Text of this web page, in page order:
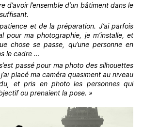
d’avoir l’ensemble d’un bâtiment dans le
et de la préparation. J’ai parfois
pour ma photographie, je m’installe, et
chose se passe, qu’une personne en
le cadre …
passé pour ma photo des silhouettes
placé ma caméra quasiment au niveau
et pris en photo les personnes qui
ou prenaient la pose. »